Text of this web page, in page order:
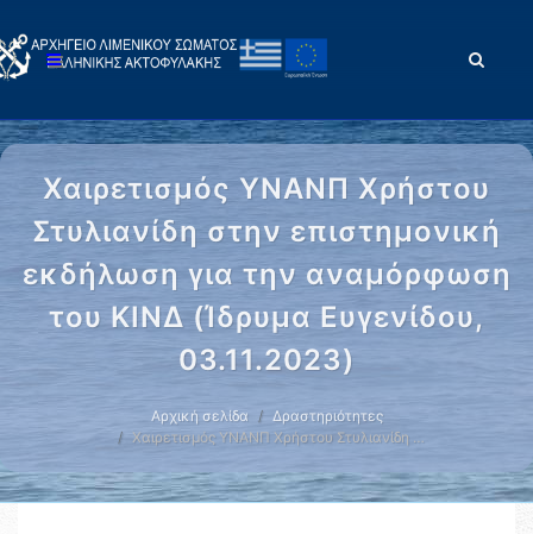
Χαιρετισμός ΥΝΑΝΠ Χρήστου
Στυλιανίδη στην επιστημονική
εκδήλωση για την αναμόρφωση
του ΚΙΝΔ (Ίδρυμα Ευγενίδου,
03.11.2023)
Αρχική σελίδα
Δραστηριότητες
Χαιρετισμός ΥΝΑΝΠ Χρήστου Στυλιανίδη …